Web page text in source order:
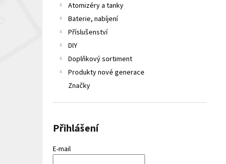
Atomizéry a tanky
Baterie, nabíjení
Příslušenství
DIY
Doplňkový sortiment
Produkty nové generace
Značky
Přihlášení
E-mail
LIQUA ELEMENTS APPLE 10ML 6MG
149 Kč
Původně:165 Kč